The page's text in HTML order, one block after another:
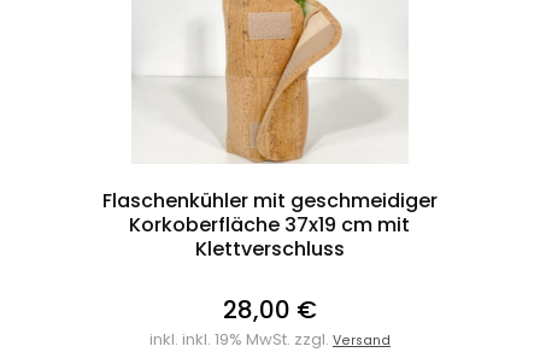
Flaschenkühler mit geschmeidiger
Korkoberfläche 37x19 cm mit
Klettverschluss
28,00 €
inkl. inkl. 19% MwSt. zzgl. Versand